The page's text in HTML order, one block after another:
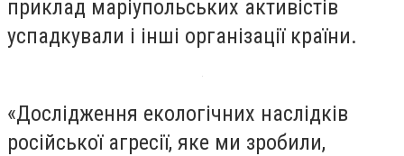
приклад маріупольських активістів
успадкували і інші організації країни.
«Дослідження екологічних наслідків
російської агресії, яке ми зробили,